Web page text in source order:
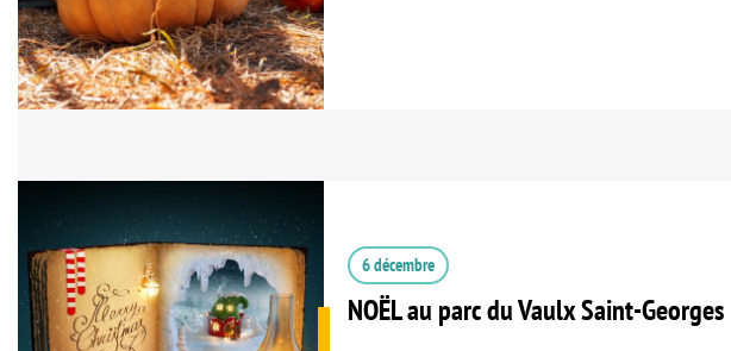
6 décembre
NOËL au parc du Vaulx Saint-Georges